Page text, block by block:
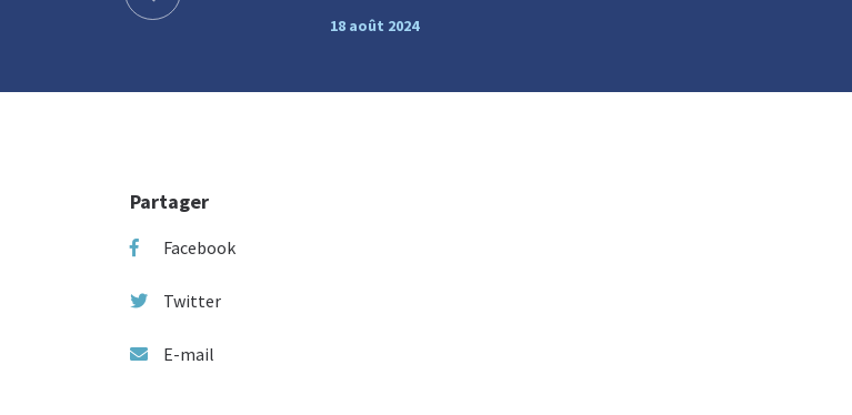
18 août 2024
Partager
Facebook
Twitter
E-mail